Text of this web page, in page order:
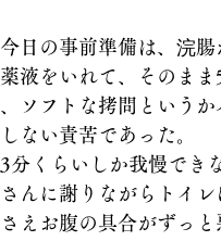
日の事前準備は、浣
液をいれて、そのま
、ソフトな拷問という
ない責苦であった。
分くらいしか我慢でき
んに謝りながらトイ
えお腹の具合がずっ